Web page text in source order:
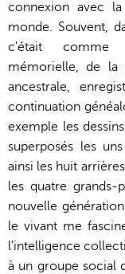
connexion avec
monde. Souvent,
c'était comme
mémorielle, de la
ancestrale,
continuation
exemple les
superposés les
ainsi les huit
les quatre grands-
nouvelle
le vivant me
l'intelligence
à un groupe social